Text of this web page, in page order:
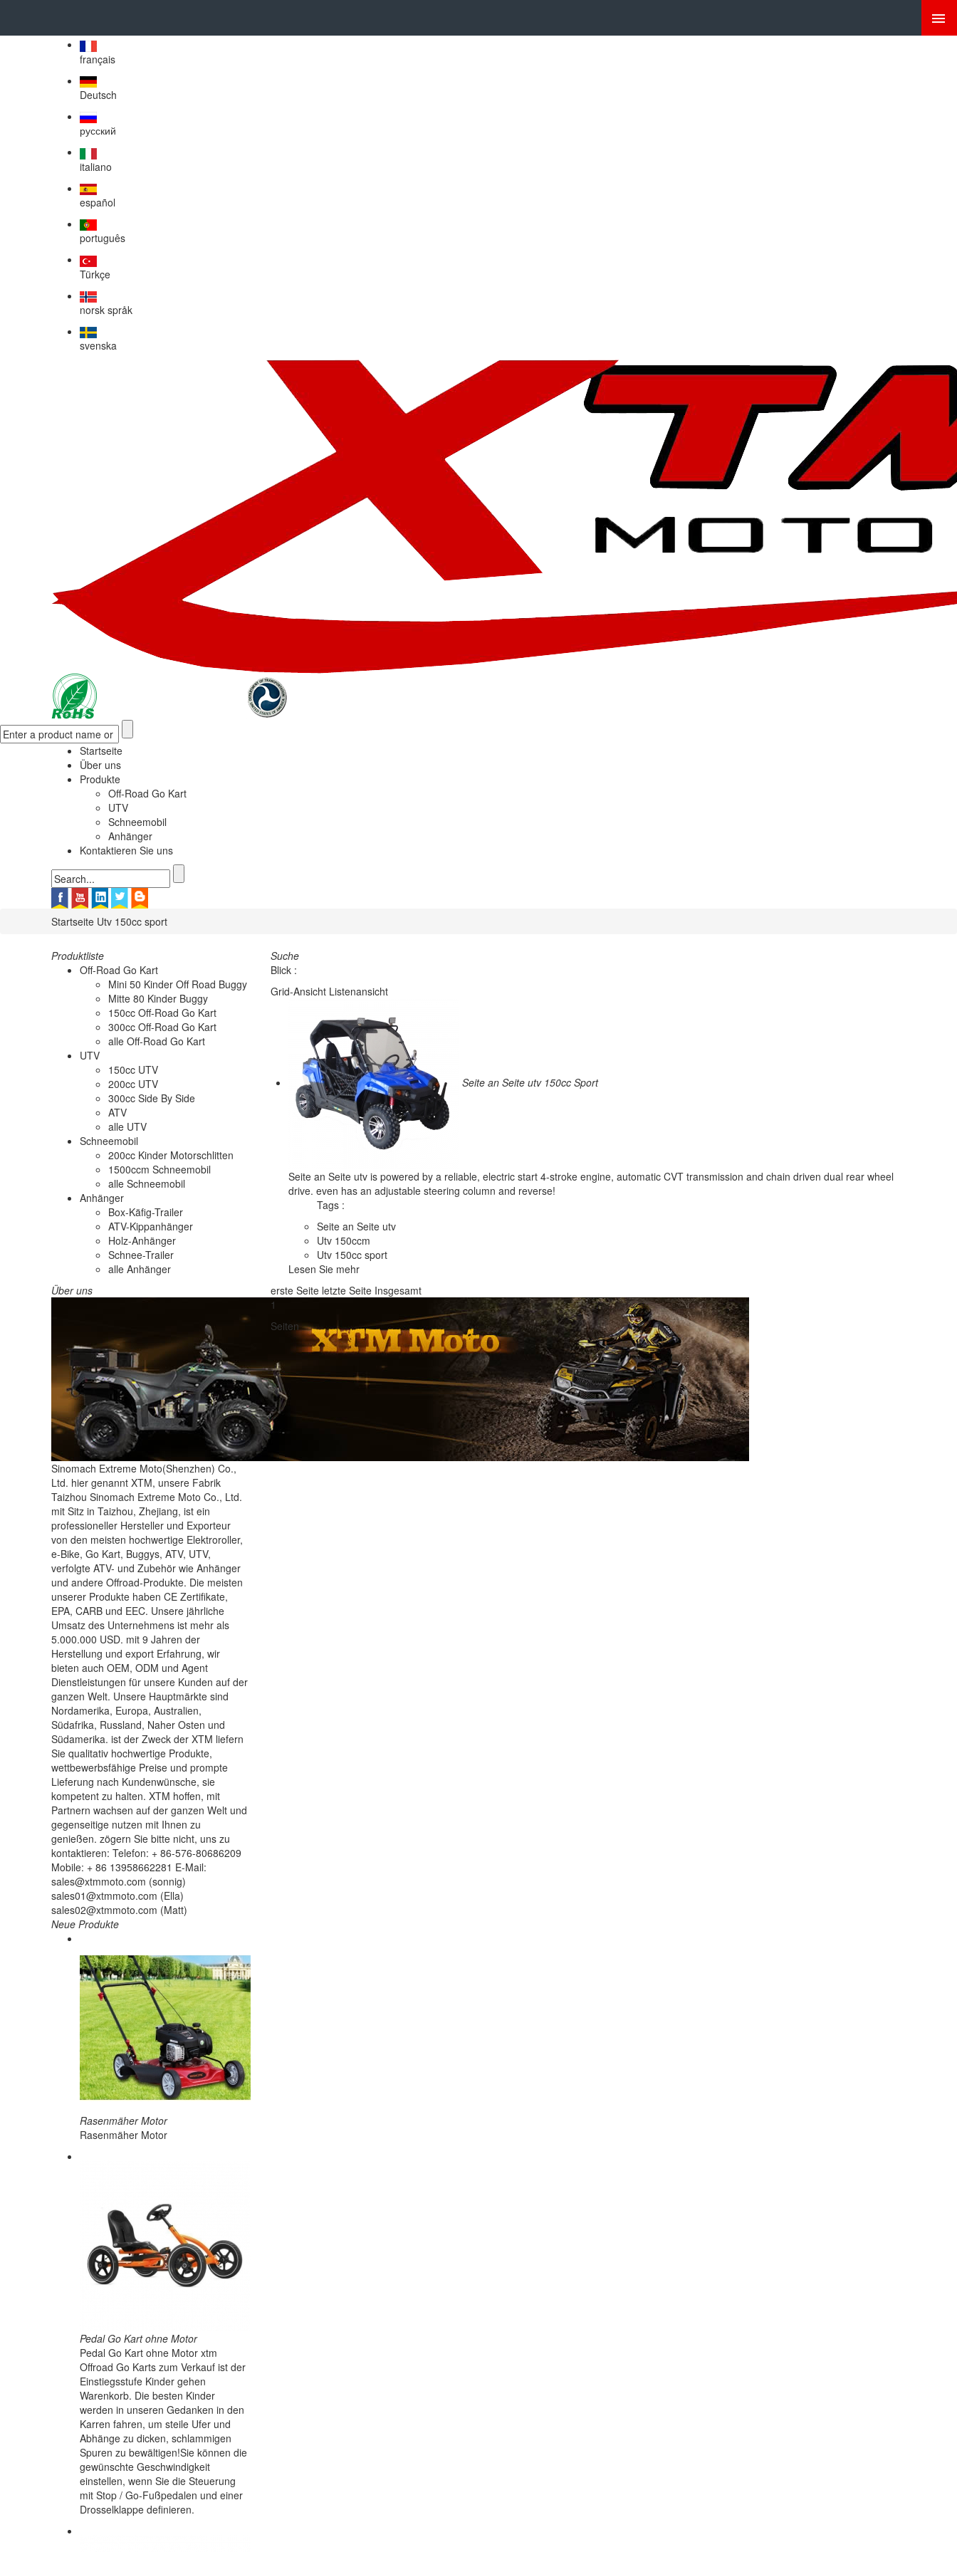
français
Deutsch
русский
italiano
español
português
Türkçe
norsk språk
svenska
Startseite
Über uns
Produkte
Off-Road Go Kart
UTV
Schneemobil
Anhänger
Kontaktieren Sie uns
Startseite Utv 150cc sport
Produktliste
Off-Road Go Kart
Mini 50 Kinder Off Road Buggy
Mitte 80 Kinder Buggy
150cc Off-Road Go Kart
300cc Off-Road Go Kart
alle Off-Road Go Kart
UTV
150cc UTV
200cc UTV
300cc Side By Side
ATV
alle UTV
Schneemobil
200cc Kinder Motorschlitten
1500ccm Schneemobil
alle Schneemobil
Anhänger
Box-Käfig-Trailer
ATV-Kippanhänger
Holz-Anhänger
Schnee-Trailer
alle Anhänger
Über uns
Sinomach Extreme Moto(Shenzhen) Co.,
Ltd. hier genannt XTM, unsere Fabrik
Taizhou Sinomach Extreme Moto Co., Ltd.
mit Sitz in Taizhou, Zhejiang, ist ein
professioneller Hersteller und Exporteur
von den meisten hochwertige Elektroroller,
e-Bike, Go Kart, Buggys, ATV, UTV,
verfolgte ATV- und Zubehör wie Anhänger
und andere Offroad-Produkte. Die meisten
unserer Produkte haben CE Zertifikate,
EPA, CARB und EEC. Unsere jährliche
Umsatz des Unternehmens ist mehr als
5.000.000 USD. mit 9 Jahren der
Herstellung und export Erfahrung, wir
bieten auch OEM, ODM und Agent
Dienstleistungen für unsere Kunden auf der
ganzen Welt. Unsere Hauptmärkte sind
Nordamerika, Europa, Australien,
Südafrika, Russland, Naher Osten und
Südamerika. ist der Zweck der XTM liefern
Sie qualitativ hochwertige Produkte,
wettbewerbsfähige Preise und prompte
Lieferung nach Kundenwünsche, sie
kompetent zu halten. XTM hoffen, mit
Partnern wachsen auf der ganzen Welt und
gegenseitige nutzen mit Ihnen zu
genießen. zögern Sie bitte nicht, uns zu
kontaktieren: Telefon: + 86-576-80686209
Mobile: + 86 13958662281 E-Mail:
sales@xtmmoto.com (sonnig)
sales01@xtmmoto.com (Ella)
sales02@xtmmoto.com (Matt)
Neue Produkte
Rasenmäher Motor
Rasenmäher Motor
Pedal Go Kart ohne Motor
Pedal Go Kart ohne Motor xtm
Offroad Go Karts zum Verkauf ist der
Einstiegsstufe Kinder gehen
Warenkorb. Die besten Kinder
werden in unseren Gedanken in den
Karren fahren, um steile Ufer und
Abhänge zu dicken, schlammigen
Spuren zu bewältigen!Sie können die
gewünschte Geschwindigkeit
einstellen, wenn Sie die Steuerung
mit Stop / Go-Fußpedalen und einer
Drosselklappe definieren.
Suche
Blick :
Grid-Ansicht Listenansicht
Seite an Seite utv 150cc Sport
Seite an Seite utv is powered by a reliable, electric start 4-stroke engine, automatic CVT transmission and chain driven dual rear wheel
drive. even has an adjustable steering column and reverse!
Tags :
Seite an Seite utv
Utv 150ccm
Utv 150cc sport
Lesen Sie mehr
erste Seite letzte Seite Insgesamt
1
Seiten